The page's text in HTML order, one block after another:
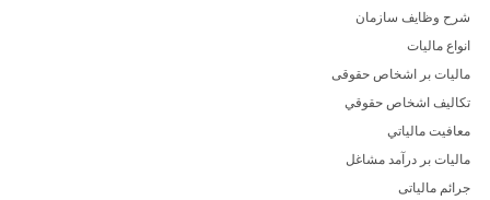
شرح وظایف سازمان
انواع مالیات
مالیات بر اشخاص حقوقی
تكاليف اشخاص حقوقي
معافيت مالياتي
مالیات بر درآمد مشاغل
جرائم مالیاتی